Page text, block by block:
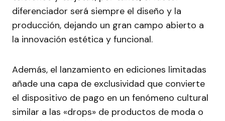
diferenciador será siempre el diseño y la
producción, dejando un gran campo abierto a
la innovación estética y funcional.
Además, el lanzamiento en ediciones limitadas
añade una capa de exclusividad que convierte
el dispositivo de pago en un fenómeno cultural
similar a las «drops» de productos de moda o